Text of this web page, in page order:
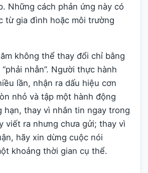
Những cách phản ứng này có
từ gia đình hoặc môi trường
không thể thay đổi chỉ bằng
nhẫn”. Người thực hành
lần, nhận ra dấu hiệu cơn
nhỏ và tập một hành động
hạn, thay vì nhắn tin ngay trong
viết ra nhưng chưa gửi; thay vì
hãy xin dừng cuộc nói
khoảng thời gian cụ thể.